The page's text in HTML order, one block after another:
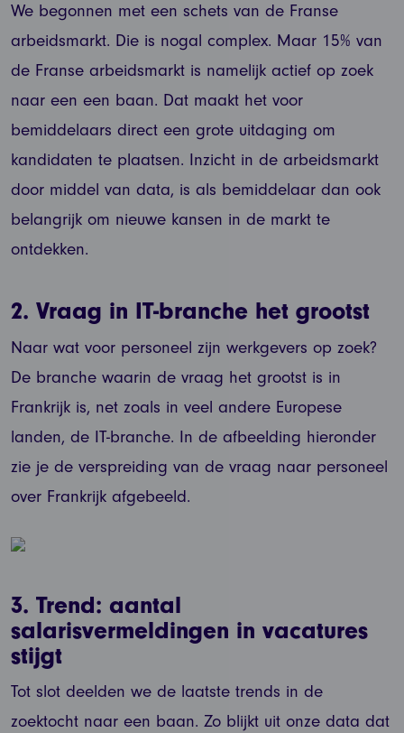
We begonnen met een schets van de Franse
arbeidsmarkt. Die is nogal complex. Maar 15% van
de Franse arbeidsmarkt is namelijk actief op zoek
naar een een baan. Dat maakt het voor
bemiddelaars direct een grote uitdaging om
kandidaten te plaatsen. Inzicht in de arbeidsmarkt
door middel van data, is als bemiddelaar dan ook
belangrijk om nieuwe kansen in de markt te
ontdekken.
2. Vraag in IT-branche het grootst
Naar wat voor personeel zijn werkgevers op zoek?
De branche waarin de vraag het grootst is in
Frankrijk is, net zoals in veel andere Europese
landen, de IT-branche. In de afbeelding hieronder
zie je de verspreiding van de vraag naar personeel
over Frankrijk afgebeeld.
3. Trend: aantal
salarisvermeldingen in vacatures
stijgt
Tot slot deelden we de laatste trends in de
zoektocht naar een baan. Zo blijkt uit onze data dat